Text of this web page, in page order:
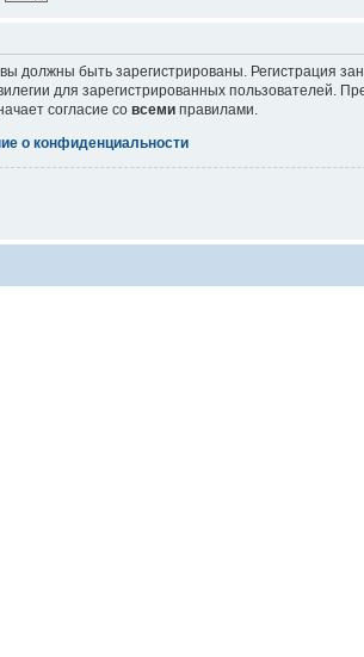
должны быть зарегистрированы. Регистрация
для зарегистрированных пользователей.
согласие со всеми правилами.
о конфиденциальности